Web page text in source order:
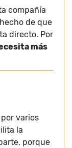
compañía
de que
directo. Por
más
por varios
la
porque